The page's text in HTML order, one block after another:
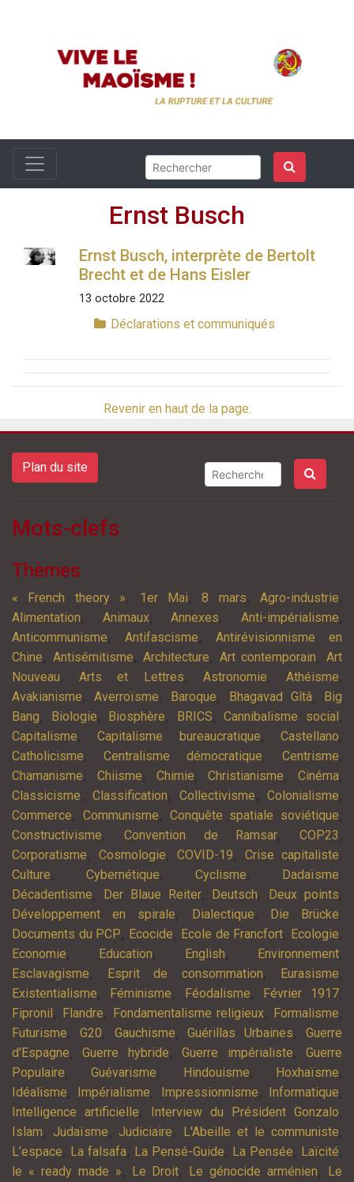
Ernst Busch
Ernst Busch, interprète de Bertolt
Brecht et de Hans Eisler
13 octobre 2022
Déclarations et communiqués
Revenir en haut de la page.
Plan du site
Mots-clefs
Thèmes
« French theory », 1er Mai,8 mars, Agro-industrie,
Alimentation, Animaux,Annexes,Anti-impérialisme,
Anticommunisme, Antifascisme, Antirévisionnisme en
Chine, Antisémitisme,Architecture, Art contemporain,Art
Nouveau,Arts et Lettres, Astronomie,Athéisme,
Avakianisme,Averroïsme, Baroque, Bhagavad Gîtâ,
Big
Bang, Biologie, Biosphère, BRICS,Cannibalisme social ,
Capitalisme,Capitalisme bureaucratique,Castellano,
Catholicisme,Centralisme démocratique,Centrisme,
Chamanisme, Chiisme, Chimie,Christianisme, Cinéma,
Classicisme, Classification, Collectivisme, Colonialisme,
Commerce, Communisme, Conquête spatiale soviétique,
Constructivisme, Convention de Ramsar, COP23 ,
Corporatisme, Cosmologie, COVID-19, Crise capitaliste,
Culture, Cybernétique, Cyclisme, Dadaïsme,
Décadentisme, Der Blaue Reiter, Deutsch, Deux points,
Développement en spirale, Dialectique, Die Brücke,
Documents du PCP, Ecocide, Ecole de Francfort, Ecologie,
Economie, Education, English, Environnement,
Esclavagisme, Esprit de consommation, Eurasisme,
Existentialisme, Féminisme, Féodalisme, Février 1917,
Fipronil , Flandre, Fondamentalisme religieux, Formalisme,
Futurisme, G20, Gauchisme,Guérillas Urbaines,Guerre
d'Espagne,Guerre hybride,Guerre impérialiste,Guerre
Populaire,Guévarisme, Hindouisme, Hoxhaïsme,
Idéalisme, Impérialisme, Impressionnisme, Informatique,
Intelligence artificielle, Interview du Président Gonzalo,
Islam, Judaïsme, Judiciaire, L'Abeille et le communiste,
L’espace, La falsafa, La Pensé-Guide, La Pensée, Laïcité,
le « ready made », Le Droit, Le génocide arménien,
Le